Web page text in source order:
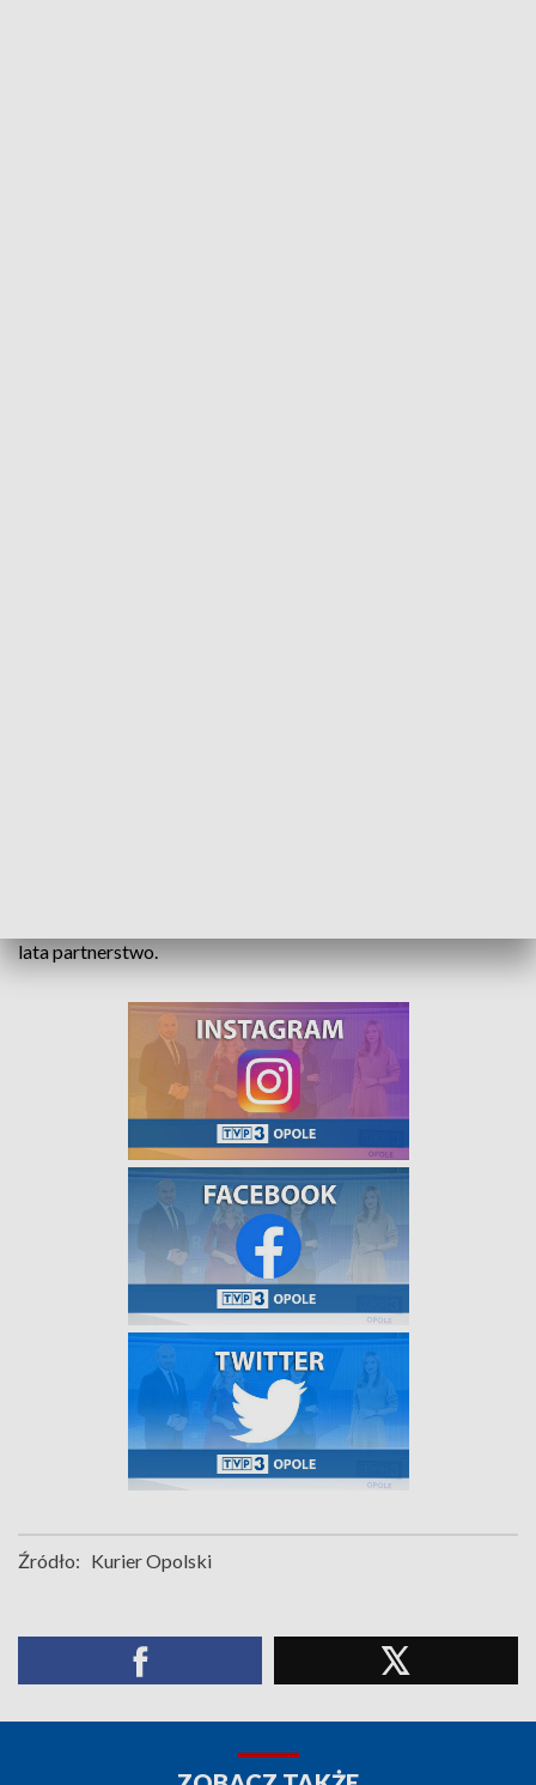
lata partnerstwo.
Źródło: Kurier Opolski